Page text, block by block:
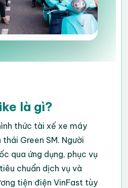
là gì?
thức tài xế xe máy
Green SM. Người
qua ứng dụng, phục vụ
chuẩn dịch vụ và
tiện điện VinFast tùy